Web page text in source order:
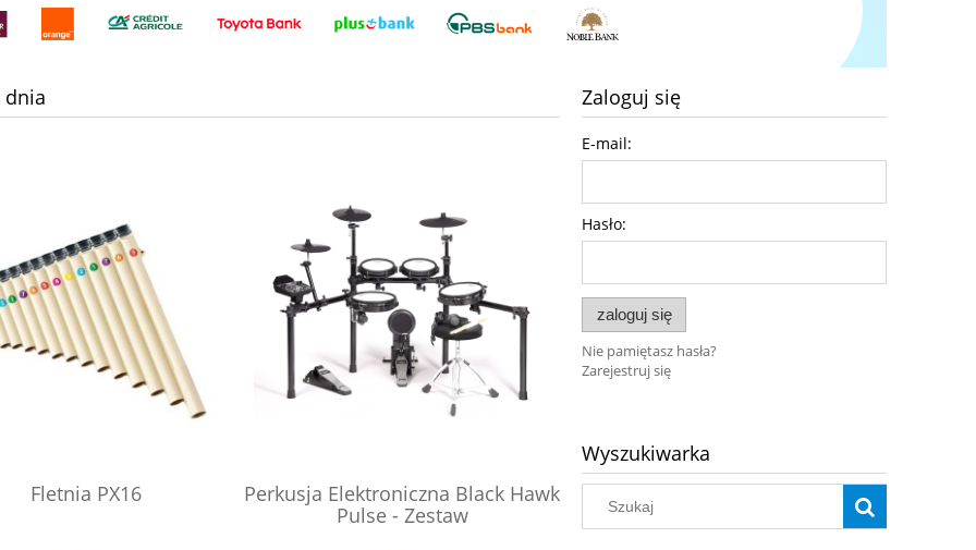
dnia
Fletnia PX16
Perkusja Elektroniczna Black Hawk
Pulse - Zestaw
Pianino cyfrowe Black Hawk
Zaloguj się
E-mail:
Hasło:
zaloguj się
Nie pamiętasz hasła?
Zarejestruj się
Wyszukiwarka